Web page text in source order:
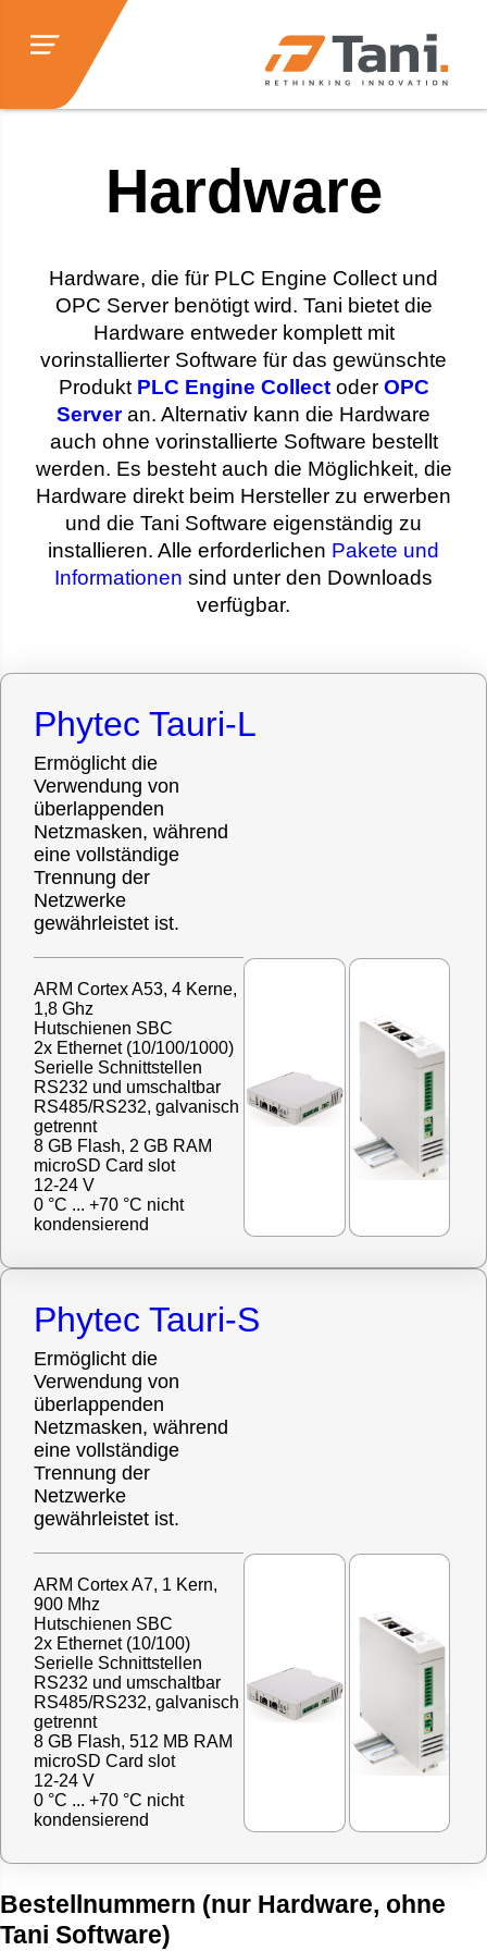
Hardware
Hardware, die für PLC Engine Collect und
OPC Server benötigt wird. Tani bietet die
Hardware entweder komplett mit
vorinstallierter Software für das gewünschte
Produkt PLC Engine Collectoder OPC
Serveran. Alternativ kann die Hardware
auch ohne vorinstallierte Software bestellt
werden. Es besteht auch die Möglichkeit, die
Hardware direkt beim Hersteller zu erwerben
und die Tani Software eigenständig zu
installieren. Alle erforderlichen Pakete und
Informationen sind unter den Downloads
verfügbar.
Phytec Tauri-L
Ermöglicht die
Verwendung von
überlappenden
Netzmasken, während
eine vollständige
Trennung der
Netzwerke
gewährleistet ist.
ARM Cortex A53, 4 Kerne,
1,8 Ghz
Hutschienen SBC
2x Ethernet (10/100/1000)
Serielle Schnittstellen
RS232 und umschaltbar
RS485/RS232, galvanisch
getrennt
8 GB Flash, 2 GB RAM
microSD Card slot
12-24 V
0 °C ... +70 °C nicht
kondensierend
Phytec Tauri-S
Ermöglicht die
Verwendung von
überlappenden
Netzmasken, während
eine vollständige
Trennung der
Netzwerke
gewährleistet ist.
ARM Cortex A7, 1 Kern,
900 Mhz
Hutschienen SBC
2x Ethernet (10/100)
Serielle Schnittstellen
RS232 und umschaltbar
RS485/RS232, galvanisch
getrennt
8 GB Flash, 512 MB RAM
microSD Card slot
12-24 V
0 °C ... +70 °C nicht
kondensierend
Bestellnummern (nur Hardware, ohne
Tani Software)